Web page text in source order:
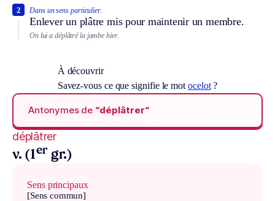
Dans un sens particulier.
Enlever un plâtre mis pour maintenir un membre.
2
On lui a déplâtré la jambe hier.
À découvrir
Savez-vous ce que signifie le mot ocelot?
Antonymes de “déplâtrer“
déplâtrer
v. (1er gr.)
Sens principaux
[Sens commun]